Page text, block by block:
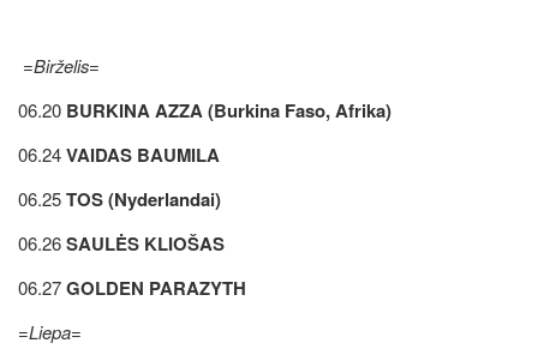
=Birželis=
06.20 BURKINA AZZA (Burkina Faso, Afrika)
06.24VAIDAS BAUMILA
06.25TOS (Nyderlandai)
06.26SAULĖS KLIOŠAS
06.27GOLDEN PARAZYTH
=Liepa=